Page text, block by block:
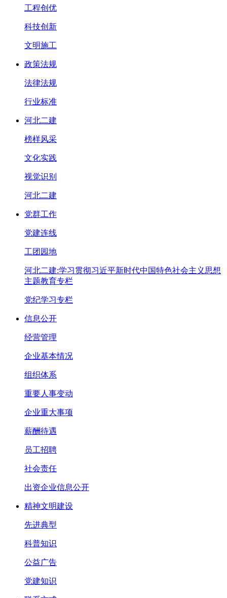
工程创优
科技创新
文明施工
政策法规
法律法规
行业标准
河北二建
榜样风采
文化实践
视觉识别
河北二建
党群工作
党建连线
工团园地
河北二建:学习贯彻习近平新时代中国特色社会主义思想
主题教育专栏
党纪学习专栏
信息公开
经营管理
企业基本情况
组织体系
重要人事变动
企业重大事项
薪酬待遇
员工招聘
社会责任
出资企业信息公开
精神文明建设
先进典型
科普知识
公益广告
党建知识